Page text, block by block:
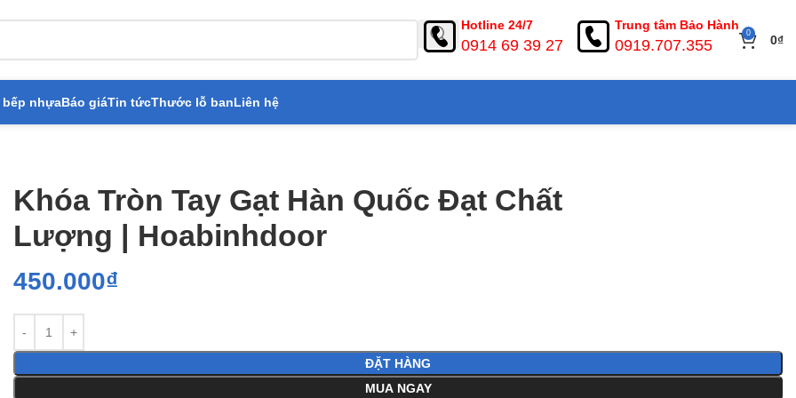
Hotline 24/7
0914 69 39 27
Trung tâm Bảo Hành
0919.707.355
0 0₫
bếp nhựaBáo giáTin tứcThước lỗ banLiên hệ
Khóa Tròn Tay Gạt Hàn Quốc Đạt Chất
Lượng | Hoabinhdoor
450.000₫
ĐẶT HÀNG
MUA NGAY